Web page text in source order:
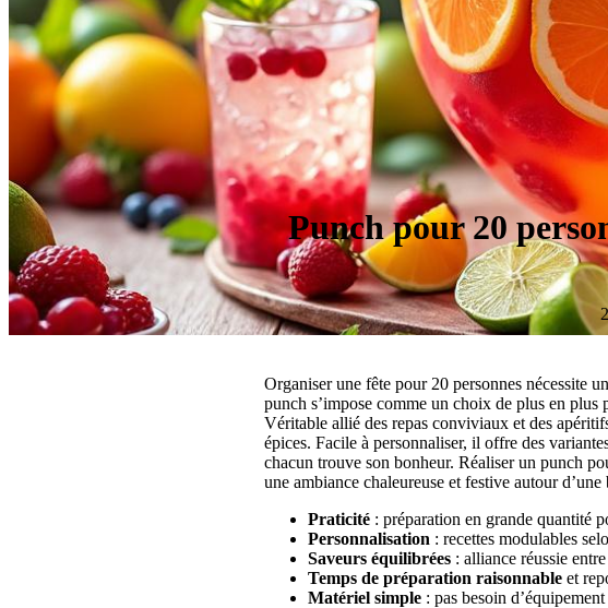
Punch pour 20
Organiser une fête pour 20 personnes nécessite
punch s’impose comme un choix de plus en plus
Véritable allié des repas conviviaux et des
épices. Facile à personnaliser, il offre des
chacun trouve son bonheur. Réaliser un punch
une ambiance chaleureuse et festive autour
Praticité : préparation en grande quantité
Personnalisation : recettes modulables
Saveurs équilibrées : alliance réussie
Temps de préparation raisonnable et
Matériel simple : pas besoin